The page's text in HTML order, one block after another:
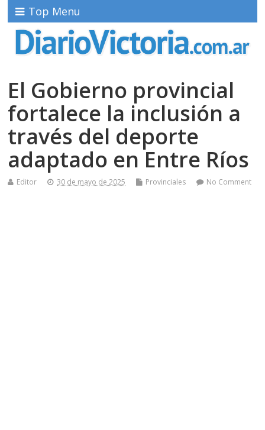
Top Menu
El Gobierno provincial
fortalece la inclusión a
través del deporte
adaptado en Entre Ríos
Editor 30 de mayo de 2025 Provinciales No Comment